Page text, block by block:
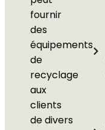
fournir
des
équipements
de
recyclage
aux
clients
de divers